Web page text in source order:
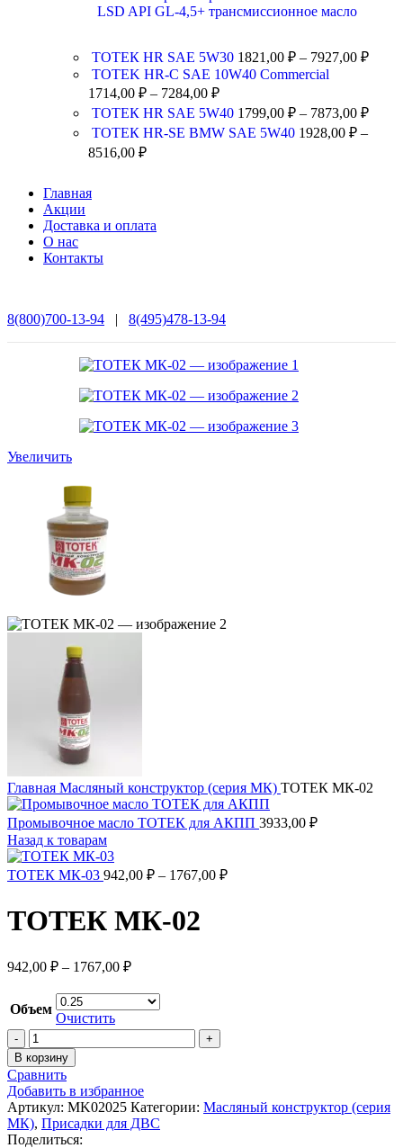
LSD API GL-4,5+ трансмиссионное масло
ТОТЕК HR SAE 5W30 1821,00 ₽ – 7927,00 ₽
TOTEK HR-C SAE 10W40 Commercial
1714,00 ₽ – 7284,00 ₽
ТОТЕК HR SAE 5W40 1799,00 ₽ – 7873,00 ₽
ТОТЕК HR-SE BMW SAE 5W40 1928,00 ₽ –
8516,00 ₽
Главная
Акции
Доставка и оплата
О нас
Контакты
8(800)700-13-94 | 8(495)478-13-94
Увеличить
Главная Масляный конструктор (серия МК) ТОТЕК МК-02
Промывочное масло ТОТЕК для АКПП 3933,00 ₽
Назад к товарам
ТОТЕК МК-03 942,00 ₽ – 1767,00 ₽
ТОТЕК МК-02
942,00 ₽ – 1767,00 ₽
Объем
Очистить
В корзину
Сравнить
Добавить в избранное
Артикул: MK02025 Категории: Масляный конструктор (серия
МК), Присадки для ДВС
Поделиться: